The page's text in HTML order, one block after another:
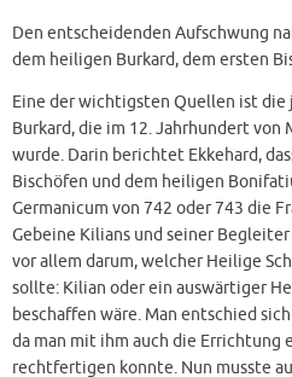
Den entscheidenden Aufschwung
dem heiligen Burkard, dem ersten
Eine der wichtigsten Quellen ist die
Burkard, die im 12. Jahrhundert von
wurde. Darin berichtet Ekkehard,
Bischöfen und dem heiligen
Germanicum von 742 oder 743 die
Gebeine Kilians und seiner
vor allem darum, welcher Heilige
sollte: Kilian oder ein auswärtiger
beschaffen wäre. Man entschied
da man mit ihm auch die Errichtung
rechtfertigen konnte. Nun musste